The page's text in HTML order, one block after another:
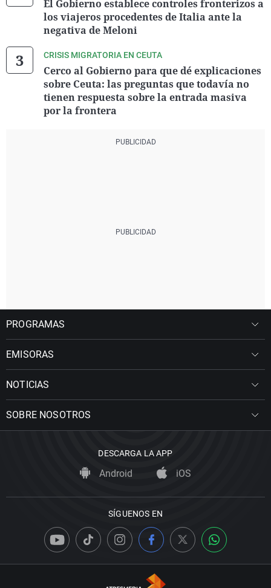
El Gobierno establece controles fronterizos a
los viajeros procedentes de Italia ante la
negativa de Meloni
CRISIS MIGRATORIA EN CEUTA
Cerco al Gobierno para que dé explicaciones
sobre Ceuta: las preguntas que todavía no
tienen respuesta sobre la entrada masiva
por la frontera
PROGRAMAS
EMISORAS
NOTICIAS
SOBRE NOSOTROS
DESCARGA LA APP
Android iOS
SÍGUENOS EN